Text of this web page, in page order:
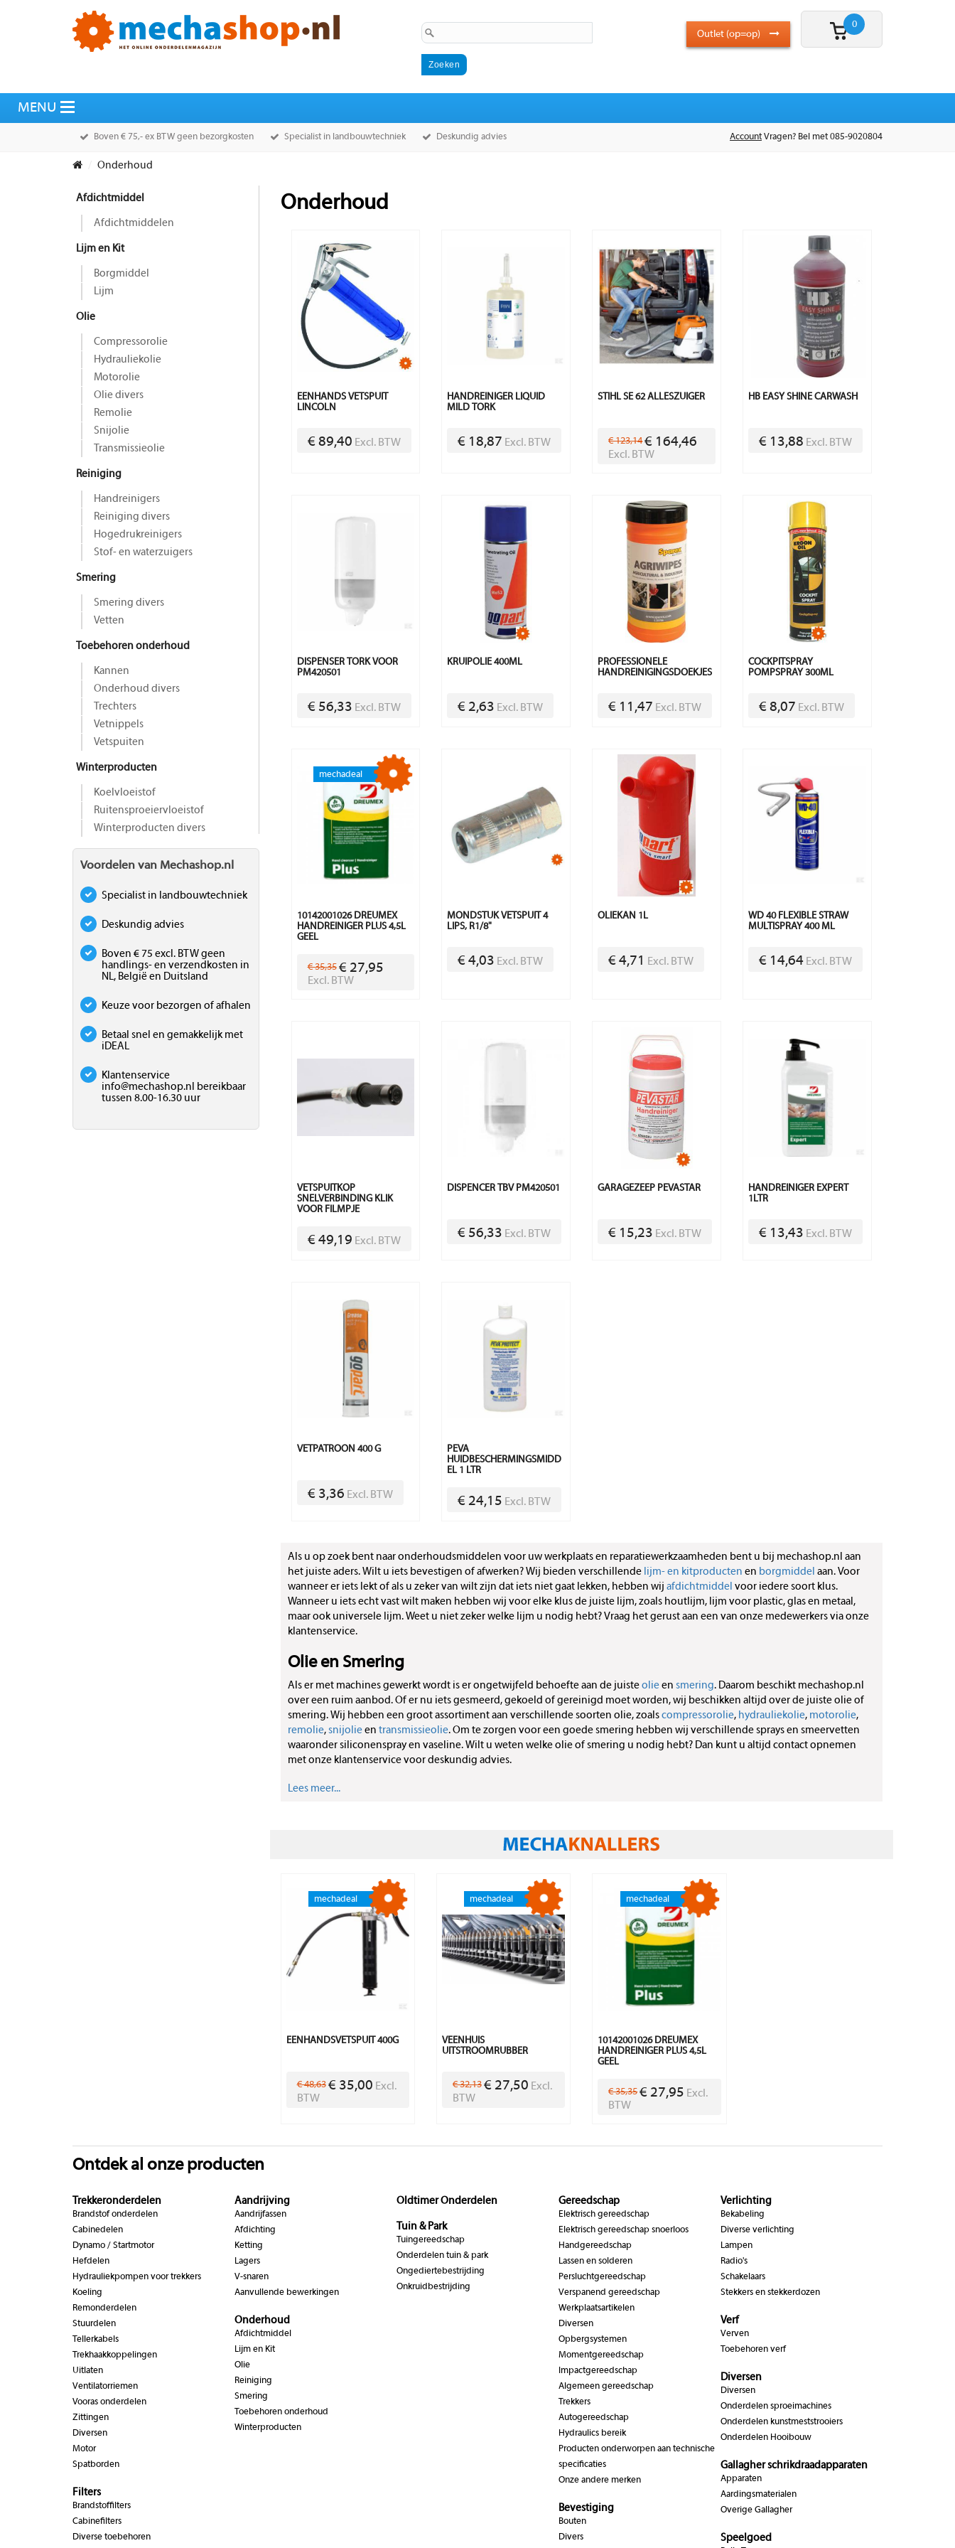
0
Outlet (op=op)
Boven € 75,- ex BTW geen bezorgkosten Specialist in landbouwtechniek Deskundig advies Account Vragen? Bel met 085-9020804
Onderhoud
Afdichtmiddel
Afdichtmiddelen
Lijm en Kit
Borgmiddel
Lijm
Olie
Compressorolie
Hydrauliekolie
Motorolie
Olie divers
Remolie
Snijolie
Transmissieolie
Reiniging
Handreinigers
Reiniging divers
Hogedrukreinigers
Stof- en waterzuigers
Smering
Smering divers
Vetten
Toebehoren onderhoud
Kannen
Onderhoud divers
Trechters
Vetnippels
Vetspuiten
Winterproducten
Koelvloeistof
Ruitensproeiervloeistof
Winterproducten divers
Voordelen van Mechashop.nl
Specialist in landbouwtechniek
Deskundig advies
Boven € 75 excl. BTW geen
handlings- en verzendkosten in
NL, België en Duitsland
Keuze voor bezorgen of afhalen
Betaal snel en gemakkelijk met
iDEAL
Klantenservice
info@mechashop.nl
bereikbaar
tussen 8.00-16.30 uur
Onderhoud
EENHANDS VETSPUIT
LINCOLN
€ 89,40 Excl. BTW
HANDREINIGER LIQUID
MILD TORK
€ 18,87 Excl. BTW
STIHL SE 62 ALLESZUIGER
€ 123,14 € 164,46
Excl. BTW
HB EASY SHINE CARWASH
€ 13,88 Excl. BTW
DISPENSER TORK VOOR
PM420501
€ 56,33 Excl. BTW
KRUIPOLIE 400ML
€ 2,63 Excl. BTW
PROFESSIONELE
HANDREINIGINGSDOEKJES
€ 11,47 Excl. BTW
COCKPITSPRAY
POMPSPRAY 300ML
€ 8,07 Excl. BTW
10142001026 DREUMEX
HANDREINIGER PLUS 4,5L
GEEL
€ 35,35 € 27,95
Excl. BTW
MONDSTUK VETSPUIT 4
LIPS, R1/8"
€ 4,03 Excl. BTW
OLIEKAN 1L
€ 4,71 Excl. BTW
WD 40 FLEXIBLE STRAW
MULTISPRAY 400 ML
€ 14,64 Excl. BTW
VETSPUITKOP
SNELVERBINDING KLIK
VOOR FILMPJE
€ 49,19 Excl. BTW
DISPENCER TBV PM420501
€ 56,33 Excl. BTW
GARAGEZEEP PEVASTAR
€ 15,23 Excl. BTW
HANDREINIGER EXPERT
1LTR
€ 13,43 Excl. BTW
VETPATROON 400 G
€ 3,36 Excl. BTW
PEVA
HUIDBESCHERMINGSMIDD
EL 1 LTR
€ 24,15 Excl. BTW
Als u op zoek bent naar onderhoudsmiddelen voor uw werkplaats en reparatiewerkzaamheden bent u bij mechashop.nl aan
het juiste aders. Wilt u iets bevestigen of afwerken? Wij bieden verschillende lijm- en kitproducten en borgmiddel aan. Voor
wanneer er iets lekt of als u zeker van wilt zijn dat iets niet gaat lekken, hebben wij afdichtmiddel voor iedere soort klus.
Wanneer u iets echt vast wilt maken hebben wij voor elke klus de juiste lijm, zoals houtlijm, lijm voor plastic, glas en metaal,
maar ook universele lijm. Weet u niet zeker welke lijm u nodig hebt? Vraag het gerust aan een van onze medewerkers via onze
klantenservice.
Olie en Smering
Als er met machines gewerkt wordt is er ongetwijfeld behoefte aan de juisteolieen smering. Daarom beschikt mechashop.nl
over een ruim aanbod. Of er nu iets gesmeerd, gekoeld of gereinigd moet worden, wij beschikken altijd over de juiste olie of
smering. Wij hebben een groot assortiment aan verschillende soorten olie, zoalscompressorolie, hydrauliekolie, motorolie,
remolie,snijolieen transmissieolie. Om te zorgen voor een goede smering hebben wij verschillende sprays en smeervetten
waaronder siliconenspray en vaseline. Wilt u weten welke olie of smering u nodig hebt? Dan kunt u altijd contact opnemen
met onze klantenservice voor deskundig advies.
Lees meer...
EENHANDSVETSPUIT 400G
€ 48,63 € 35,00 Excl.
BTW
VEENHUIS
UITSTROOMRUBBER
€ 32,13 € 27,50 Excl.
BTW
10142001026 DREUMEX
HANDREINIGER PLUS 4,5L
GEEL
€ 35,35 € 27,95 Excl.
BTW
Ontdek al onze producten
Trekkeronderdelen
Brandstof onderdelen
Cabinedelen
Dynamo / Startmotor
Hefdelen
Hydrauliekpompen voor trekkers
Koeling
Remonderdelen
Stuurdelen
Tellerkabels
Trekhaakkoppelingen
Uitlaten
Ventilatorriemen
Vooras onderdelen
Zittingen
Diversen
Motor
Spatborden
Filters
Brandstoffilters
Cabinefilters
Diverse toebehoren
Aandrijving
Aandrijfassen
Afdichting
Ketting
Lagers
V-snaren
Aanvullende bewerkingen
Onderhoud
Afdichtmiddel
Lijm en Kit
Olie
Reiniging
Smering
Toebehoren onderhoud
Winterproducten
Oldtimer Onderdelen
Tuin & Park
Tuingereedschap
Onderdelen tuin & park
Ongediertebestrijding
Onkruidbestrijding
Gereedschap
Elektrisch gereedschap
Elektrisch gereedschap snoerloos
Handgereedschap
Lassen en solderen
Persluchtgereedschap
Verspanend gereedschap
Werkplaatsartikelen
Diversen
Opbergsystemen
Momentgereedschap
Impactgereedschap
Algemeen gereedschap
Trekkers
Autogereedschap
Hydraulics bereik
Producten onderworpen aan technische
specificaties
Onze andere merken
Bevestiging
Bouten
Divers
Verlichting
Bekabeling
Diverse verlichting
Lampen
Radio's
Schakelaars
Stekkers en stekkerdozen
Verf
Verven
Toebehoren verf
Diversen
Diversen
Onderdelen sproeimachines
Onderdelen kunstmeststrooiers
Onderdelen Hooibouw
Gallagher schrikdraadapparaten
Apparaten
Aardingsmaterialen
Overige Gallagher
Speelgoed